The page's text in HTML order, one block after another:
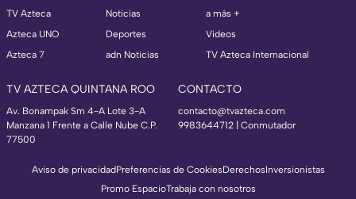
TV Azteca
Azteca UNO
Azteca 7
Noticias
Deportes
adn Noticias
a más +
Videos
TV Azteca Internacional
TV AZTECA QUINTANA ROO
Av. Bonampak Sm 4-A Lote 3-A
Manzana 1 Frente a Calle Nube C.P.
77500
CONTACTO
contacto@tvazteca.com
9983644712 | Conmutador
Aviso de privacidadPreferencias de CookiesDerechosInversionistas
Promo EspacioTrabaja con nosotros